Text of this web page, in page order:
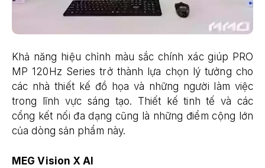
Khả năng hiệu chỉnh màu sắc chính xác giúp PRO
MP 120Hz Series trở thành lựa chọn lý tưởng cho
các nhà thiết kế đồ họa và những người làm việc
trong lĩnh vực sáng tạo. Thiết kế tinh tế và các
cổng kết nối đa dạng cũng là những điểm cộng lớn
của dòng sản phẩm này.
MEG Vision X AI